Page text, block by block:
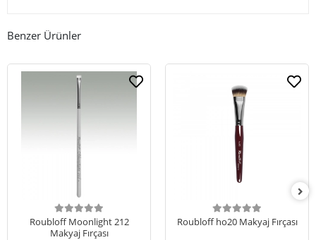
Benzer Ürünler
Roubloff Moonlight 212
Makyaj Fırçası
Roubloff ho20 Makyaj Fırçası